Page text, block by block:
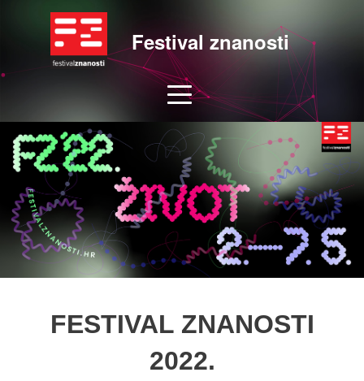
Festival znanosti
FESTIVAL ZNANOSTI
2022.